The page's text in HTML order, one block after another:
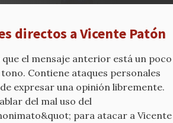
VISTAS
FUERA
mcyp-
old
directos a Vicente Patón
que el mensaje anterior está un poco
Contiene ataques personales
expresar una opinión libremente.
del mal uso del
para atacar a Vicente